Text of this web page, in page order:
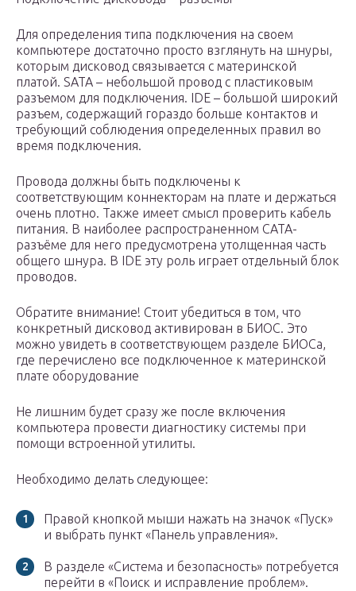
Для определения типа подключения на своем
компьютере достаточно просто взглянуть на шнуры,
которым дисковод связывается с материнской
платой. SATA – небольшой провод с пластиковым
разъемом для подключения. IDE – большой широкий
разъем, содержащий гораздо больше контактов и
требующий соблюдения определенных правил во
время подключения.
Провода должны быть подключены к
соответствующим коннекторам на плате и держаться
очень плотно. Также имеет смысл проверить кабель
питания. В наиболее распространенном САТА-
разъёме для него предусмотрена утолщенная часть
общего шнура. В IDE эту роль играет отдельный блок
проводов.
Обратите внимание! Стоит убедиться в том, что
конкретный дисковод активирован в БИОС. Это
можно увидеть в соответствующем разделе БИОСа,
где перечислено все подключенное к материнской
плате оборудование
Не лишним будет сразу же после включения
компьютера провести диагностику системы при
помощи встроенной утилиты.
Необходимо делать следующее:
Правой кнопкой мыши нажать на значок «Пуск»
и выбрать пункт «Панель управления».
В разделе «Система и безопасность» потребуется
перейти в «Поиск и исправление проблем».